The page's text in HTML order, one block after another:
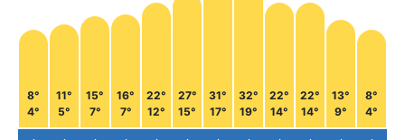
8°
4°
11°
5°
15°
7°
16°
7°
22°
12°
27°
15°
31°
17°
32°
19°
22°
14°
22°
14°
13°
9°
8°
4°